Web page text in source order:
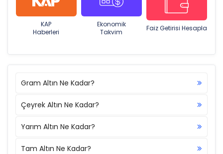
KAP
Haberleri
Ekonomik
Takvim
Faiz Getirisi Hesapla
Gram Altın Ne Kadar?
Çeyrek Altın Ne Kadar?
Yarım Altın Ne Kadar?
Tam Altın Ne Kadar?